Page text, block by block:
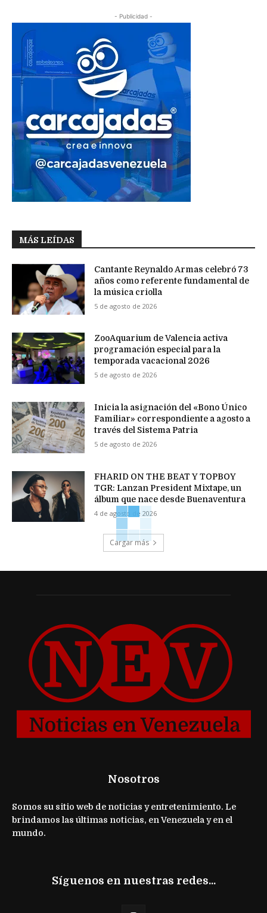
- Publicidad -
MÁS LEÍDAS
Cantante Reynaldo Armas celebró 73
años como referente fundamental de
la música criolla
5 de agosto de 2026
ZooAquarium de Valencia activa
programación especial para la
temporada vacacional 2026
5 de agosto de 2026
Inicia la asignación del «Bono Único
Familiar» correspondiente a agosto a
través del Sistema Patria
5 de agosto de 2026
FHARID ON THE BEAT Y TOPBOY
TGR: Lanzan President Mixtape, un
álbum que nace desde Buenaventura
4 de agosto de 2026
Cargar más
Nosotros
Somos su sitio web de noticias y entretenimiento. Le
brindamos las últimas noticias, en Venezuela y en el
mundo.
Síguenos en nuestras redes...